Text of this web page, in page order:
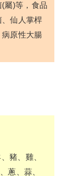
屬)等，食品
仙人掌桿
原性大腸
豬、雞、
蔥、蒜、